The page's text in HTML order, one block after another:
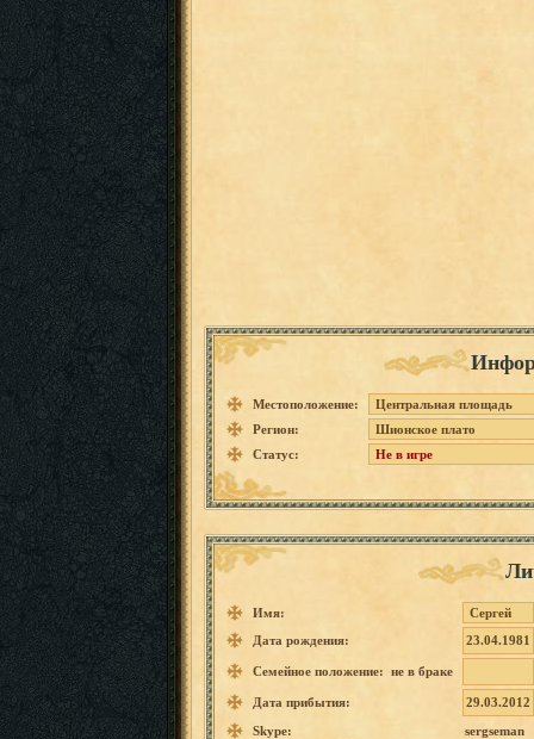
Местоположение:
Центральная площадь
Регион:
Шионское плато
Статус:
Не в игре
Имя:
Сергей
Дата рождения:
23.04.1981
Семейное положение: не в браке
Дата прибытия:
29.03.2012
Skype:
sergseman